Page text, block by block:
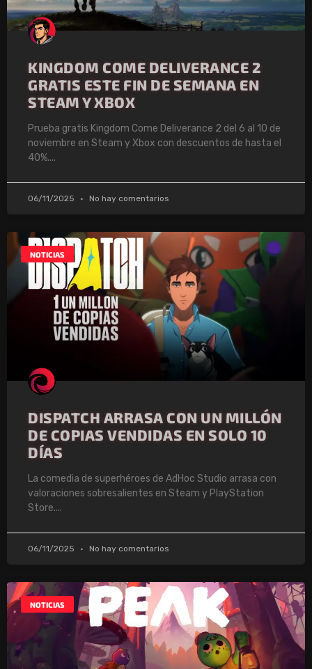
KINGDOM COME DELIVERANCE 2
GRATIS ESTE FIN DE SEMANA EN
STEAM Y XBOX
Prueba gratis Kingdom Come Deliverance 2 del 6 al 10 de
noviembre en Steam y Xbox con descuentos de hasta el
40%.
06/11/2025 No hay comentarios
NOTICIAS
DISPATCH ARRASA CON UN MILLÓN
DE COPIAS VENDIDAS EN SOLO 10
DÍAS
La comedia de superhéroes de AdHoc Studio arrasa con
valoraciones sobresalientes en Steam y PlayStation
Store.
06/11/2025 No hay comentarios
NOTICIAS